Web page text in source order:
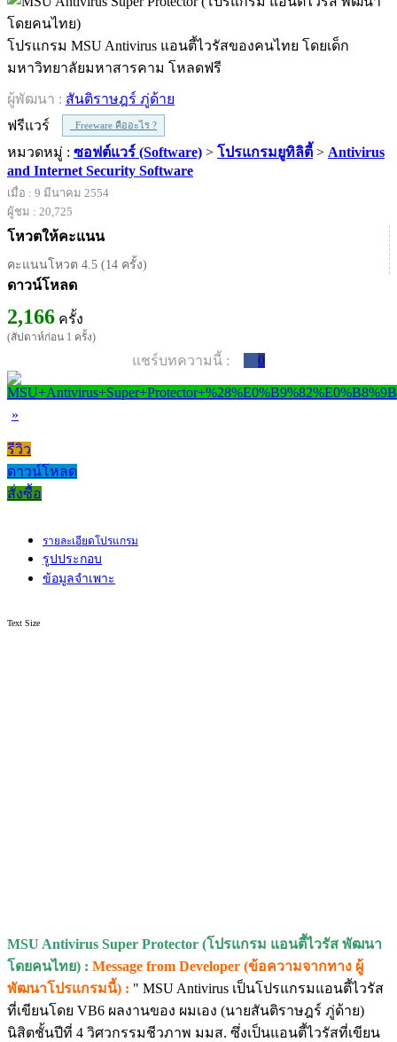
โปรแกรม MSU Antivirus แอนตี้ไวรัสของคนไทย โดยเด็ก
มหาวิทยาลัยมหาสารคาม โหลดฟรี
ผู้พัฒนา : สันติราษฎร์ ภู่ด้าย
ฟรีแวร์
Freeware คืออะไร ?
หมวดหมู่ : ซอฟต์แวร์ (Software) > โปรแกรมยูทิลิตี้ > Antivirus
and Internet Security Software
เมื่อ : 9 มีนาคม 2554
ผู้ชม : 20,725
โหวตให้คะแนน
คะแนนโหวต 4.5 (14 ครั้ง)
ดาวน์โหลด
2,166 ครั้ง
(สัปดาห์ก่อน 1 ครั้ง)
แชร์บทความนี้ : 0
»
รีวิว
ดาวน์โหลด
สั่งซื้อ
รายละเอียดโปรแกรม
รูปประกอบ
ข้อมูลจำเพาะ
Text Size
MSU Antivirus Super Protector (โปรแกรม แอนตี้ไวรัส พัฒนา
โดยคนไทย) : Message from Developer (ข้อความจากทาง ผู้
พัฒนาโปรแกรมนี้) : " MSU Antivirus เป็นโปรแกรมแอนตี้ไวรัส
ที่เขียนโดย VB6 ผลงานของ ผมเอง (นายสันติราษฎร์ ภู่ด้าย)
นิสิตชั้นปีที่ 4 วิศวกรรมชีวภาพ มมส. ซึ่งเป็นแอนตี้ไวรัสที่เขียน